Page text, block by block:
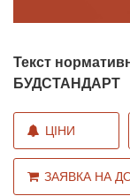
Текст
БУДСТАНДАРТ
ЦІНИ
ЗАЯВКА НА